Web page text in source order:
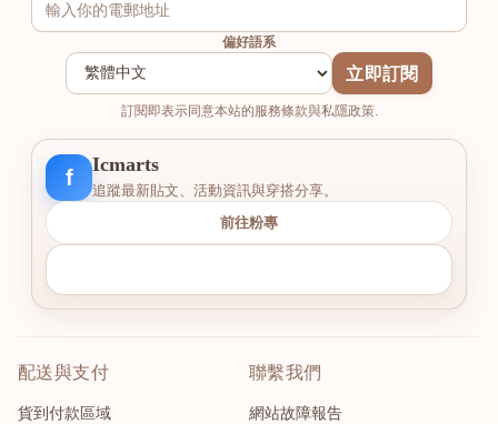
偏好語系
立即訂閱
訂閱即表示同意本站的服務條款與私隱政策.
f
Icmarts
追蹤最新貼文、活動資訊與穿搭分享。
前往粉專
配送與支付
貨到付款區域
聯繫我們
網站故障報告